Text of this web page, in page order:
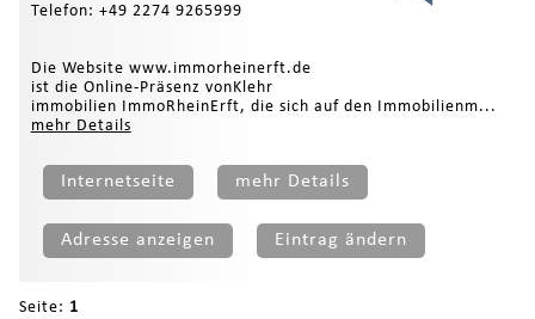
Telefon: +49 2274 9265999
Die Website www.immorheinerft.de
ist die Online-Präsenz vonKlehr
immobilien ImmoRheinErft, die sich auf den Immobilienm...
mehr Details
Internetseite mehr Details
Adresse anzeigen Eintrag ändern
Seite: 1